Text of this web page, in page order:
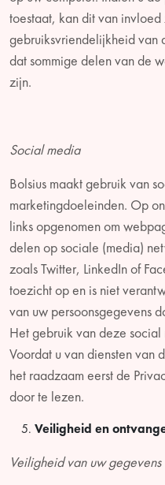
toestaat, kan dit van
gebruiksvriendelijkheid van
dat sommige delen van de
zijn.
Social media
Bolsius maakt gebruik van
marketingdoeleinden. Op
links opgenomen om
delen op sociale (media)
zoals Twitter, LinkedIn of
toezicht op en is niet
van uw persoonsgegevens
Het gebruik van deze
Voordat u van diensten van
het raadzaam eerst de
door te lezen.
Veiligheid en
Veiligheid van uw gegevens